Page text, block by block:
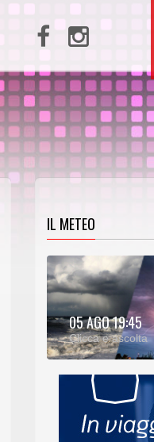
IL METEO
05 AGO 19:45
Clicca e ascolta
00:26